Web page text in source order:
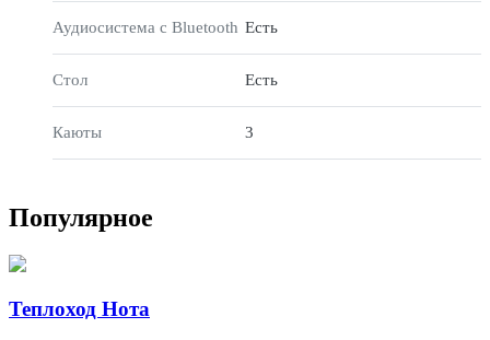
Аудиосистема с Bluetooth Есть
Стол Есть
Каюты 3
Популярное
Теплоход Нота